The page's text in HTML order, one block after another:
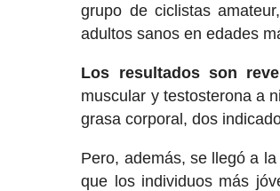
grupo de ciclistas
adultos sanos en edades
Los resultados son
muscular y testosterona a
grasa corporal, dos
Pero, además, se llegó a
que los individuos más